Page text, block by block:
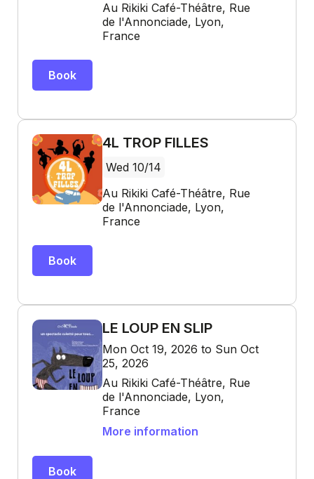
Au Rikiki Café-Théâtre, Rue
de l'Annonciade, Lyon,
France
Book
4L TROP FILLES
Wed 10/14
Au Rikiki Café-Théâtre, Rue
de l'Annonciade, Lyon,
France
Book
LE LOUP EN SLIP
Mon Oct 19, 2026 to Sun Oct
25, 2026
Au Rikiki Café-Théâtre, Rue
de l'Annonciade, Lyon,
France
More information
Book